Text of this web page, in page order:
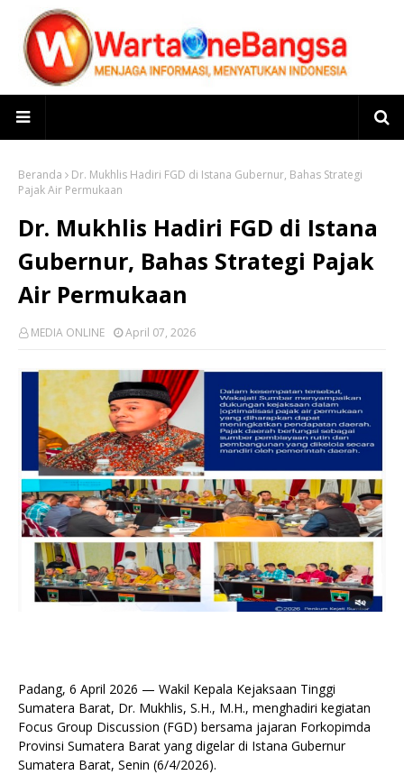
Beranda
Dr. Mukhlis Hadiri FGD di Istana Gubernur, Bahas Strategi
Pajak Air Permukaan
Dr. Mukhlis Hadiri FGD di Istana
Gubernur, Bahas Strategi Pajak
Air Permukaan
MEDIA ONLINE April 07, 2026
Padang, 6 April 2026 — Wakil Kepala Kejaksaan Tinggi
Sumatera Barat, Dr. Mukhlis, S.H., M.H., menghadiri kegiatan
Focus Group Discussion (FGD) bersama jajaran Forkopimda
Provinsi Sumatera Barat yang digelar di Istana Gubernur
Sumatera Barat, Senin (6/4/2026).